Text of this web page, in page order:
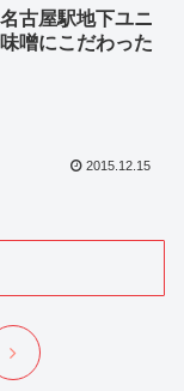
古屋駅地下ユニ
噌にこだわった
2015.12.15
次